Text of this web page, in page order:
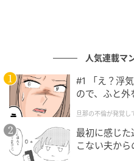
人気連載マ
#1 「え？浮
ので、ふと
クチャにして
旦那の不倫が発覚し
最初に感じ
こない夫から